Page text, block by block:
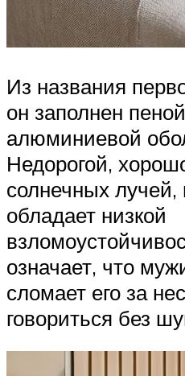
Из названия
он заполнен
алюминиевой
Недорогой,
солнечных
обладает низкой
означает, что
сломает его за
говориться без